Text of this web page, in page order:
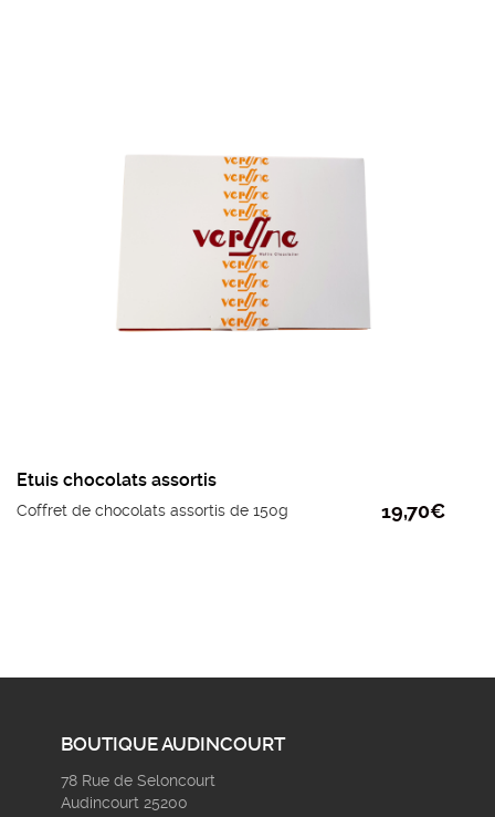
Etuis chocolats assortis
Coffret de chocolats assortis de 150g 19,70€
BOUTIQUE AUDINCOURT
78 Rue de Seloncourt
Audincourt 25200